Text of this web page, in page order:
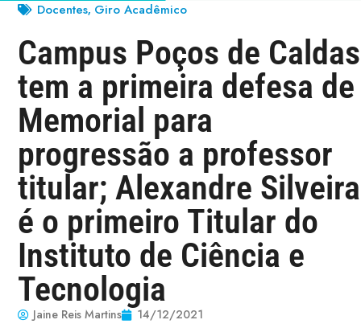
Docentes, Giro Acadêmico
Campus Poços de Caldas
tem a primeira defesa de
Memorial para
progressão a professor
titular; Alexandre Silveira
é o primeiro Titular do
Instituto de Ciência e
Tecnologia
Jaine Reis Martins 14/12/2021